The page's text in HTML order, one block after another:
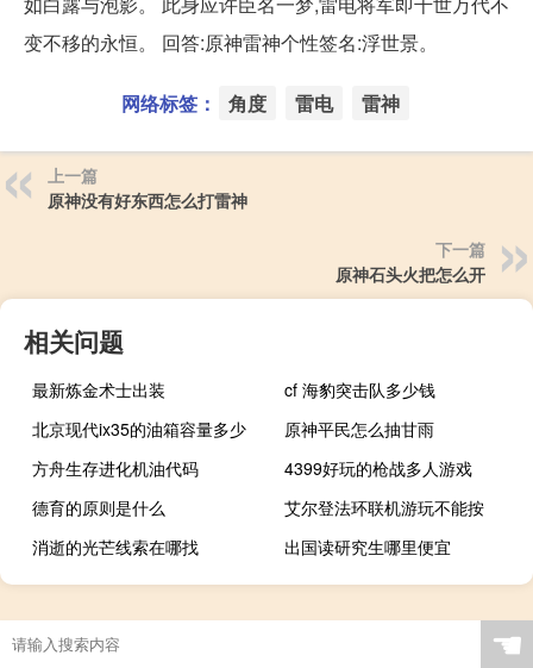
变不移的永恒。 回答:原神雷神个性签名:浮世景。
网络标签： 角度 雷电 雷神
上一篇
原神没有好东西怎么打雷神
下一篇
原神石头火把怎么开
相关问题
最新炼金术士出装
cf 海豹突击队多少钱
北京现代ix35的油箱容量多少
原神平民怎么抽甘雨
方舟生存进化机油代码
4399好玩的枪战多人游戏
德育的原则是什么
艾尔登法环联机游玩不能按
消逝的光芒线索在哪找
出国读研究生哪里便宜
☚